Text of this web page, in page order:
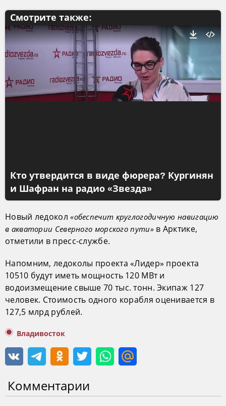
Смотрите также:
Кто утвердится в виде фюрера? Кургинян
и Шафран на радио «Звезда»
Новый ледокол«обеспечит круглогодичную навигацию
в акватории Северного морского пути»в Арктике,
отметили в пресс-службе.
Напомним, ледоколы проекта «Лидер» проекта
10510 будут иметь мощность 120 МВт и
водоизмещение свыше 70 тыс. тонн. Экипаж 127
человек. Стоимость одного корабля оценивается в
127,5 млрд рублей.
Владивосток
Комментарии